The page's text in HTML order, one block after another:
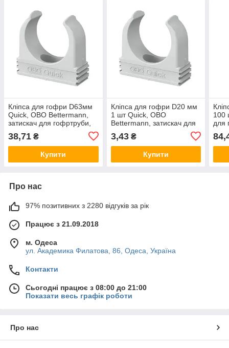
Кліпса для гофри D63мм
Quick, OBO Bettermann,
затискач для гофртруби,
труби (50 шт./пач.)
38,71 ₴
Купити
Кліпса для гофри D20 мм
1 шт Quick, OBO
Bettermann, затискач для
гофрованої труби (100
шт./пач.)
3,43₴
Купити
100
для
Про нас
97% позитивних з 2280 відгуків за рік
Працює з 21.09.2018
м. Одеса
ул. Академика Филатова, 86, Одеса, Україна
Контакти
Сьогодні працює з 08:00 до 21:00
Показати весь графік роботи
Про нас